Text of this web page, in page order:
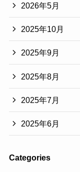
2026年5月
2025年10月
2025年9月
2025年8月
2025年7月
2025年6月
Categories